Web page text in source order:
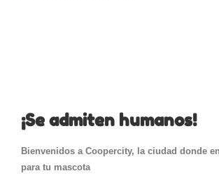
¡Se admiten humanos!
Bienvenidos a Coopercity, la ciudad donde
para tu mascota